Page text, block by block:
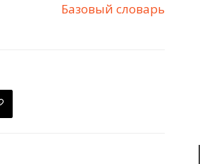
Базовый словарь